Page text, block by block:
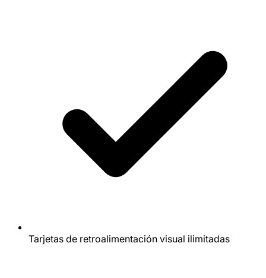
Tarjetas de retroalimentación visual ilimitadas